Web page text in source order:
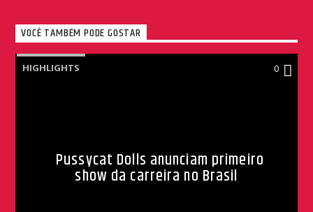
VOCÊ TAMBÉM PODE GOSTAR
HIGHLIGHTS 0
Pussycat Dolls anunciam primeiro
show da carreira no Brasil